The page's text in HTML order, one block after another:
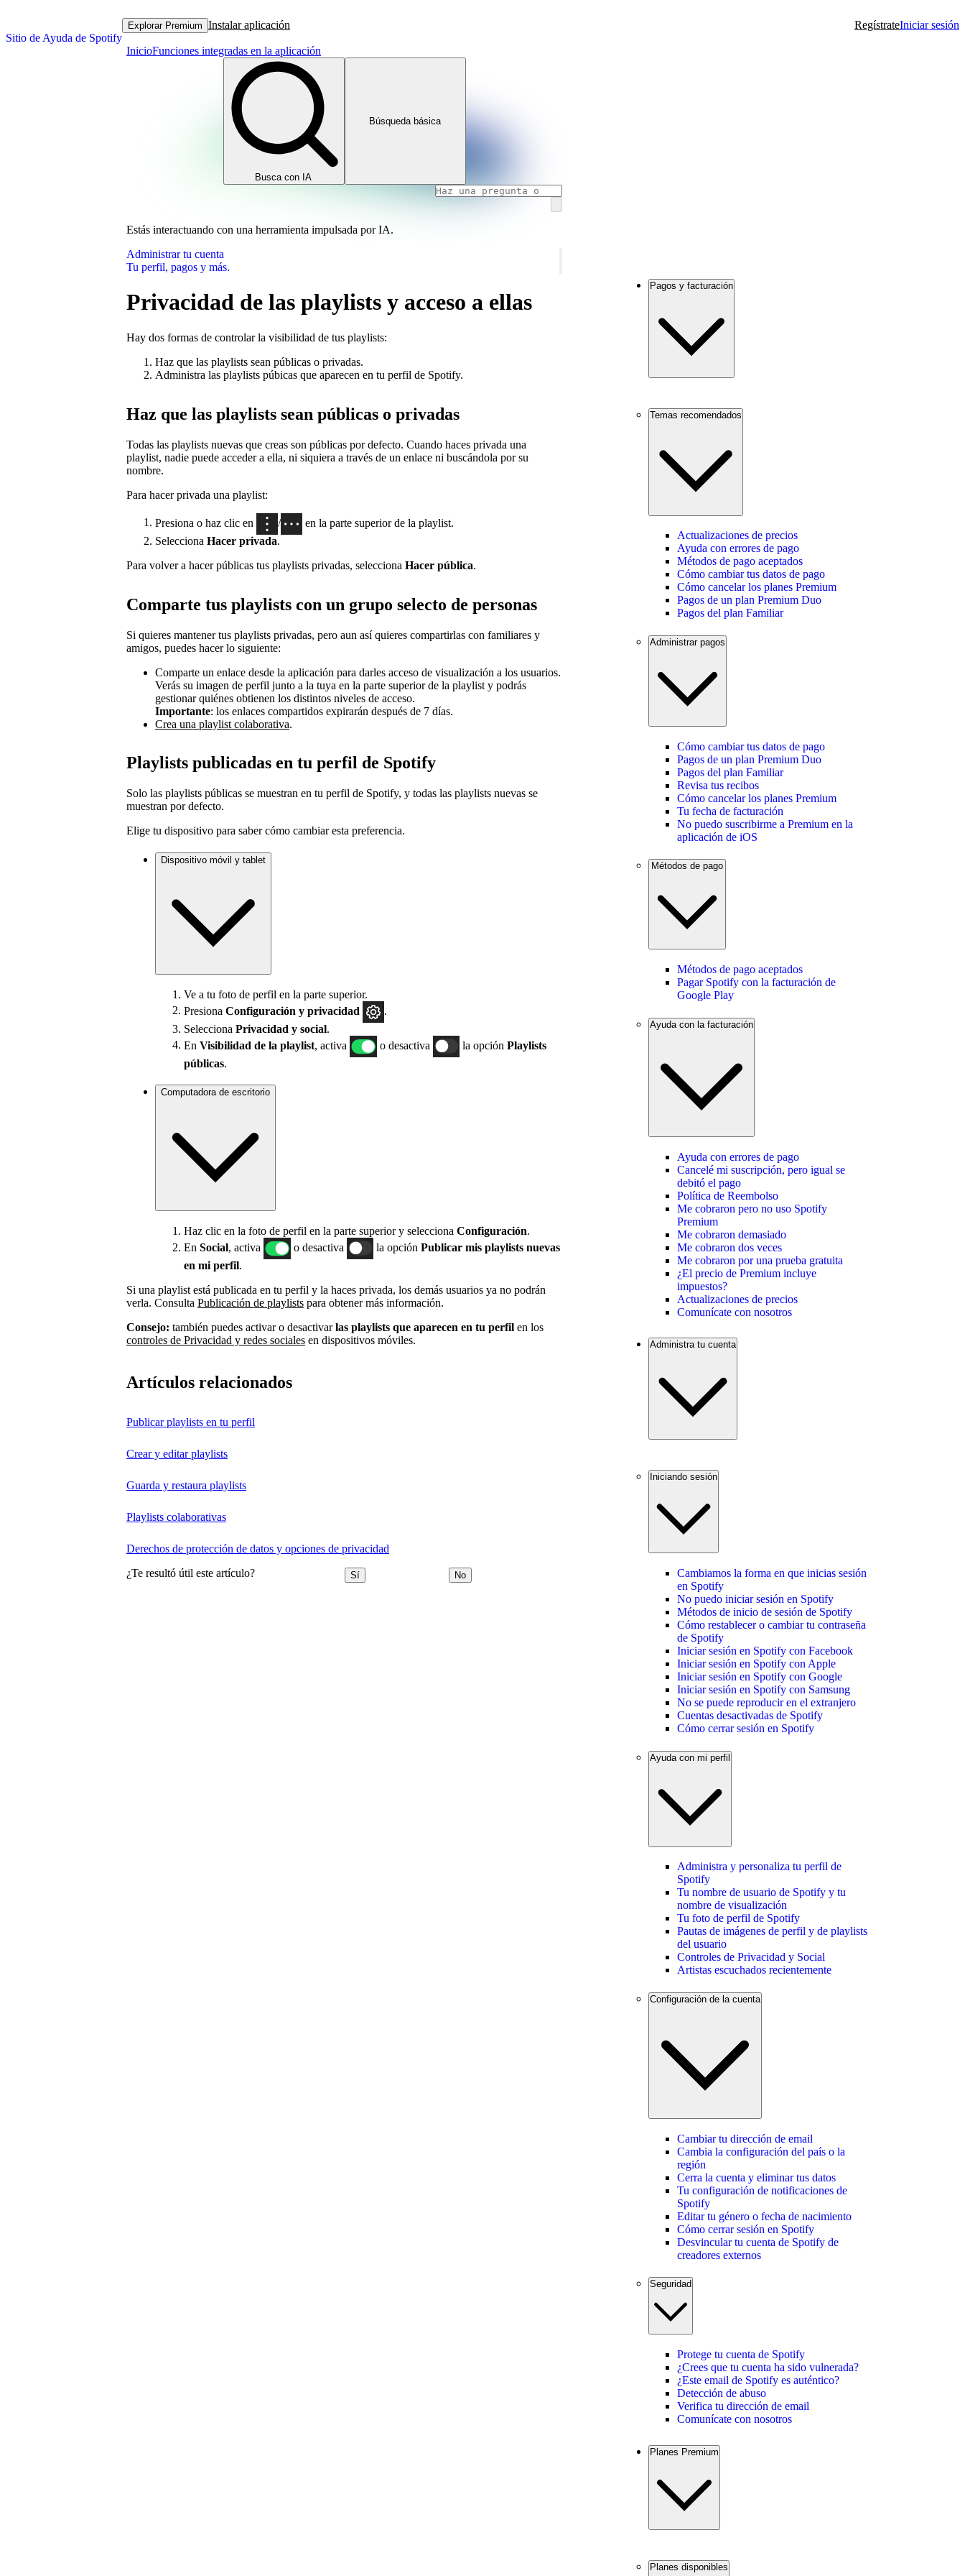
Sitio de Ayuda de Spotify
Explorar Premium Instalar aplicación RegístrateIniciar sesión
InicioFunciones integradas en la aplicación
Busca con IA
Búsqueda básica
Estás interactuando con una herramienta impulsada por IA.
Administrar tu cuenta
Tu perfil, pagos y más.
Privacidad de las playlists y acceso a ellas
Hay dos formas de controlar la visibilidad de tus playlists:
Haz que las playlists sean públicas o privadas.
Administra las playlists púbicas que aparecen en tu perfil de Spotify.
Haz que las playlists sean públicas o privadas
Todas las playlists nuevas que creas son públicas por defecto. Cuando haces privada una
playlist, nadie puede acceder a ella, ni siquiera a través de un enlace ni buscándola por su
nombre.
Para hacer privada una playlist:
Presiona o haz clic en /
en la parte superior de la playlist.
Selecciona Hacer privada.
Para volver a hacer públicas tus playlists privadas, selecciona Hacer pública.
Comparte tus playlists con un grupo selecto de personas
Si quieres mantener tus playlists privadas, pero aun así quieres compartirlas con familiares y
amigos, puedes hacer lo siguiente:
Comparte un enlace desde la aplicación para darles acceso de visualización a los usuarios.
Verás su imagen de perfil junto a la tuya en la parte superior de la playlist y podrás
gestionar quiénes obtienen los distintos niveles de acceso.
Importante: los enlaces compartidos expirarán después de 7 días.
Crea una playlist colaborativa.
Playlists publicadas en tu perfil de Spotify
Solo las playlists públicas se muestran en tu perfil de Spotify, y todas las playlists nuevas se
muestran por defecto.
Elige tu dispositivo para saber cómo cambiar esta preferencia.
Dispositivo móvil y tablet
Ve a tu foto de perfil en la parte superior.
Presiona Configuración y privacidad
.
Selecciona Privacidad y social.
En Visibilidad de la playlist, activa o desactiva la opción Playlists
públicas.
Computadora de escritorio
Haz clic en la foto de perfil en la parte superior y selecciona Configuración.
En Social, activa o desactiva la opción Publicar mis playlists nuevas
en mi perfil.
Si una playlist está publicada en tu perfil y la haces privada, los demás usuarios ya no podrán
verla. Consulta Publicación de playlists para obtener más información.
Consejo: también puedes activar o desactivarlas playlists que aparecen en tu perfil en los
controles de Privacidad y redes sociales en dispositivos móviles.
Artículos relacionados
Publicar playlists en tu perfil
Crear y editar playlists
Guarda y restaura playlists
Playlists colaborativas
Derechos de protección de datos y opciones de privacidad
¿Te resultó útil este artículo? Sí No
Pagos y facturación
Temas recomendados
Actualizaciones de precios
Ayuda con errores de pago
Métodos de pago aceptados
Cómo cambiar tus datos de pago
Cómo cancelar los planes Premium
Pagos de un plan Premium Duo
Pagos del plan Familiar
Administrar pagos
Cómo cambiar tus datos de pago
Pagos de un plan Premium Duo
Pagos del plan Familiar
Revisa tus recibos
Cómo cancelar los planes Premium
Tu fecha de facturación
No puedo suscribirme a Premium en la
aplicación de iOS
Métodos de pago aceptados
Pagar Spotify con la facturación de
Google Play
Ayuda con la facturación
Ayuda con errores de pago
Cancelé mi suscripción, pero igual se
debitó el pago
Política de Reembolso
Me cobraron pero no uso Spotify
Premium
Me cobraron demasiado
Me cobraron dos veces
Me cobraron por una prueba gratuita
¿El precio de Premium incluye
impuestos?
Actualizaciones de precios
Comunícate con nosotros
Administra tu cuenta
Iniciando sesión
Cambiamos la forma en que inicias sesión
en Spotify
No puedo iniciar sesión en Spotify
Métodos de inicio de sesión de Spotify
Cómo restablecer o cambiar tu contraseña
de Spotify
Iniciar sesión en Spotify con Facebook
Iniciar sesión en Spotify con Apple
Iniciar sesión en Spotify con Google
Iniciar sesión en Spotify con Samsung
No se puede reproducir en el extranjero
Cuentas desactivadas de Spotify
Cómo cerrar sesión en Spotify
Ayuda con mi perfil
Administra y personaliza tu perfil de
Spotify
Tu nombre de usuario de Spotify y tu
nombre de visualización
Tu foto de perfil de Spotify
Pautas de imágenes de perfil y de playlists
del usuario
Controles de Privacidad y Social
Artistas escuchados recientemente
Configuración de la cuenta
Cambiar tu dirección de email
Cambia la configuración del país o la
región
Cerra la cuenta y eliminar tus datos
Tu configuración de notificaciones de
Spotify
Editar tu género o fecha de nacimiento
Cómo cerrar sesión en Spotify
Desvincular tu cuenta de Spotify de
creadores externos
Seguridad
Protege tu cuenta de Spotify
¿Crees que tu cuenta ha sido vulnerada?
¿Este email de Spotify es auténtico?
Detección de abuso
Verifica tu dirección de email
Comunícate con nosotros
Planes Premium
Planes disponibles